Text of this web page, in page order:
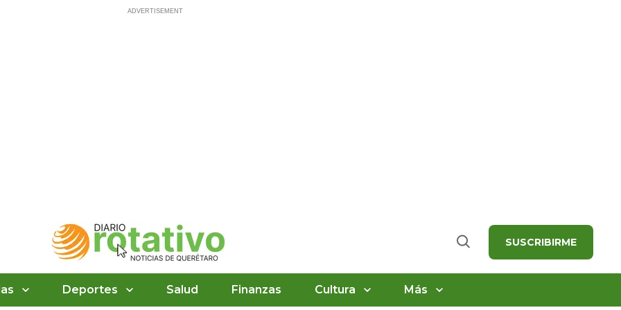
Buscar SUSCRIBIRME
Deportes Salud Finanzas Cultura Más